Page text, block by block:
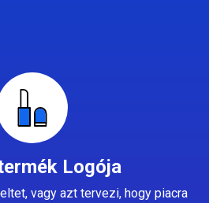
Logója
vagy azt tervezi, hogy piacra